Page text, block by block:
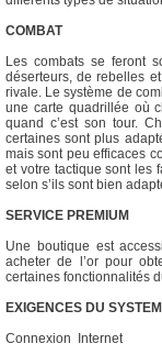
COMBAT
Les combats se feront
déserteurs, de rebelles
rivale. Le système de
une carte quadrillée où
quand c’est son tour.
certaines sont plus
mais sont peu efficaces
et votre tactique sont les
selon s’ils sont bien
SERVICE PREMIUM
Une boutique est
acheter de l’or pour
certaines fonctionnalités
EXIGENCES DU
Connexion Internet